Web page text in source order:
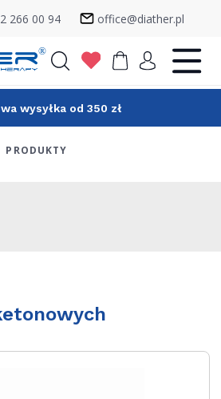
266 00 94 office@diather.pl
wysyłka od 350 zł
PRODUKTY